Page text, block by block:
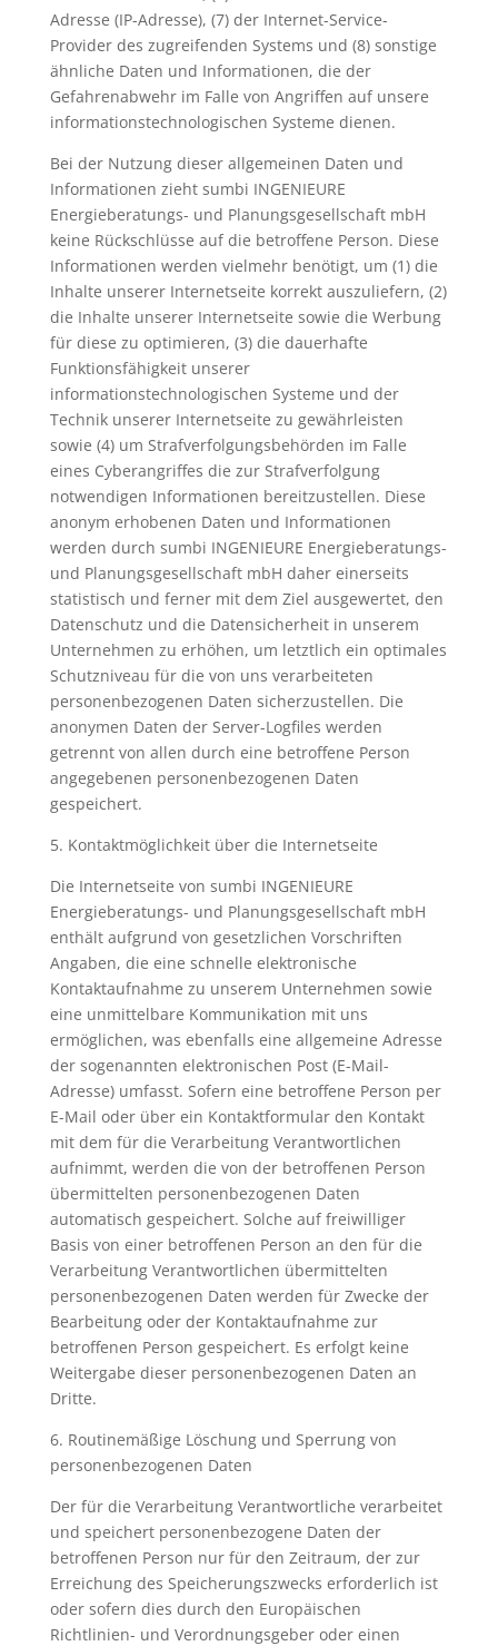
Adresse (IP-Adresse), (7) der Internet-Service-
Provider des zugreifenden Systems und (8) sonstige
ähnliche Daten und Informationen, die der
Gefahrenabwehr im Falle von Angriffen auf unsere
informationstechnologischen Systeme dienen.
Bei der Nutzung dieser allgemeinen Daten und
Informationen zieht sumbi INGENIEURE
Energieberatungs- und Planungsgesellschaft mbH
keine Rückschlüsse auf die betroffene Person. Diese
Informationen werden vielmehr benötigt, um (1) die
Inhalte unserer Internetseite korrekt auszuliefern, (2)
die Inhalte unserer Internetseite sowie die Werbung
für diese zu optimieren, (3) die dauerhafte
Funktionsfähigkeit unserer
informationstechnologischen Systeme und der
Technik unserer Internetseite zu gewährleisten
sowie (4) um Strafverfolgungsbehörden im Falle
eines Cyberangriffes die zur Strafverfolgung
notwendigen Informationen bereitzustellen. Diese
anonym erhobenen Daten und Informationen
werden durch sumbi INGENIEURE Energieberatungs-
und Planungsgesellschaft mbH daher einerseits
statistisch und ferner mit dem Ziel ausgewertet, den
Datenschutz und die Datensicherheit in unserem
Unternehmen zu erhöhen, um letztlich ein optimales
Schutzniveau für die von uns verarbeiteten
personenbezogenen Daten sicherzustellen. Die
anonymen Daten der Server-Logfiles werden
getrennt von allen durch eine betroffene Person
angegebenen personenbezogenen Daten
gespeichert.
5. Kontaktmöglichkeit über die Internetseite
Die Internetseite von sumbi INGENIEURE
Energieberatungs- und Planungsgesellschaft mbH
enthält aufgrund von gesetzlichen Vorschriften
Angaben, die eine schnelle elektronische
Kontaktaufnahme zu unserem Unternehmen sowie
eine unmittelbare Kommunikation mit uns
ermöglichen, was ebenfalls eine allgemeine Adresse
der sogenannten elektronischen Post (E-Mail-
Adresse) umfasst. Sofern eine betroffene Person per
E-Mail oder über ein Kontaktformular den Kontakt
mit dem für die Verarbeitung Verantwortlichen
aufnimmt, werden die von der betroffenen Person
übermittelten personenbezogenen Daten
automatisch gespeichert. Solche auf freiwilliger
Basis von einer betroffenen Person an den für die
Verarbeitung Verantwortlichen übermittelten
personenbezogenen Daten werden für Zwecke der
Bearbeitung oder der Kontaktaufnahme zur
betroffenen Person gespeichert. Es erfolgt keine
Weitergabe dieser personenbezogenen Daten an
Dritte.
6. Routinemäßige Löschung und Sperrung von
personenbezogenen Daten
Der für die Verarbeitung Verantwortliche verarbeitet
und speichert personenbezogene Daten der
betroffenen Person nur für den Zeitraum, der zur
Erreichung des Speicherungszwecks erforderlich ist
oder sofern dies durch den Europäischen
Richtlinien- und Verordnungsgeber oder einen